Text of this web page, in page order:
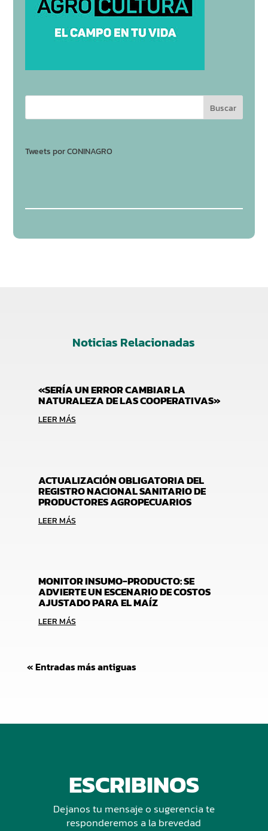
Tweets por CONINAGRO
Noticias Relacionadas
«SERÍA UN ERROR CAMBIAR LA
NATURALEZA DE LAS COOPERATIVAS»
LEER MÁS
ACTUALIZACIÓN OBLIGATORIA DEL
REGISTRO NACIONAL SANITARIO DE
PRODUCTORES AGROPECUARIOS
LEER MÁS
MONITOR INSUMO-PRODUCTO: SE
ADVIERTE UN ESCENARIO DE COSTOS
AJUSTADO PARA EL MAÍZ
LEER MÁS
« Entradas más antiguas
ESCRIBINOS
Dejanos tu mensaje o sugerencia te
responderemos a la brevedad